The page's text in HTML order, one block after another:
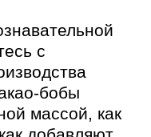
с
бобы
массой, как